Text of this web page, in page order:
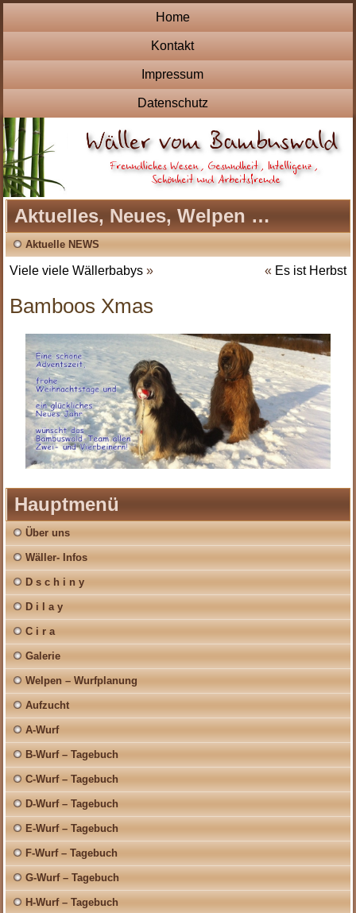
Home
Kontakt
Impressum
Datenschutz
Aktuelles, Neues, Welpen …
Aktuelle NEWS
Viele viele Wällerbabys » « Es ist Herbst
Bamboos Xmas
Hauptmenü
Über uns
Wäller- Infos
D s c h i n y
D i l a y
C i r a
Galerie
Welpen – Wurfplanung
Aufzucht
A-Wurf
B-Wurf – Tagebuch
C-Wurf – Tagebuch
D-Wurf – Tagebuch
E-Wurf – Tagebuch
F-Wurf – Tagebuch
G-Wurf – Tagebuch
H-Wurf – Tagebuch